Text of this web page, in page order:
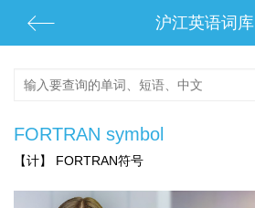
沪江英语词库
FORTRAN symbol
【计】 FORTRAN符号